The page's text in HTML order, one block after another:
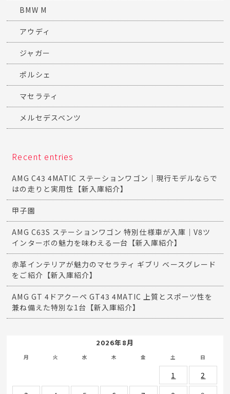
BMW M
アウディ
ジャガー
ポルシェ
マセラティ
メルセデスベンツ
Recent entries
AMG C43 4MATIC ステーションワゴン｜現行モデルならで
はの走りと実用性【新入庫紹介】
甲子園
AMG C63S ステーションワゴン 特別仕様車が入庫｜V8ツ
インターボの魅力を味わえる一台【新入庫紹介】
赤革インテリアが魅力のマセラティ ギブリ ベースグレード
をご紹介【新入庫紹介】
AMG GT 4ドアクーペ GT43 4MATIC 上質とスポーツ性を
兼ね備えた特別な1台【新入庫紹介】
2026年8月
月 火 水 木 金 土 日
1
2